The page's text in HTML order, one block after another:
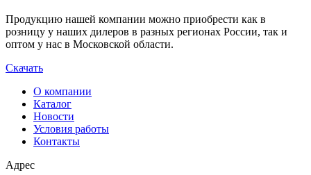
Продукцию нашей компании можно приобрести как в
розницу у наших дилеров в разных регионах России, так и
оптом у нас в Московской области.
Скачать
О компании
Каталог
Новости
Условия работы
Контакты
Адрес